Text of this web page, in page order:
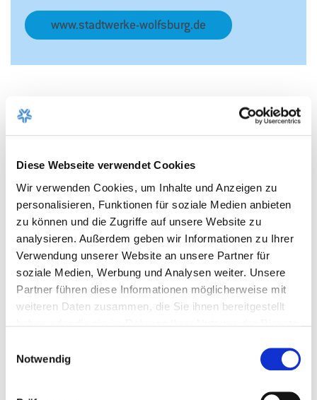
Diese Webseite verwendet Cookies
Wir verwenden Cookies, um Inhalte und Anzeigen zu
personalisieren, Funktionen für soziale Medien anbieten
zu können und die Zugriffe auf unsere Website zu
analysieren. Außerdem geben wir Informationen zu Ihrer
Verwendung unserer Website an unsere Partner für
soziale Medien, Werbung und Analysen weiter. Unsere
Partner führen diese Informationen möglicherweise mit
weiteren Daten zusammen, die Sie ihnen bereitgestellt
Notwendig
www.stadtwerke-wolfsburg.de
Yahya Yasmin
Gymnasium Schule fallersleben
03.04.2025
5
8
Hallo schönen guten Tag, Ich heiße
habe mein Zukunftstag und möchte